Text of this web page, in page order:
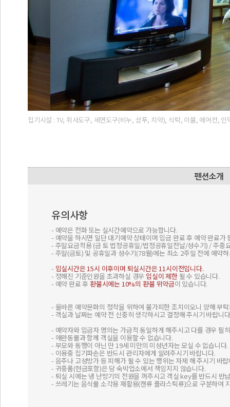
집기시설 : TV, 취사도구, 세면도구(비누, 샴푸, 치약), 식탁, 이불, 에어컨,
유의사항
- 예약은 전화 또는 실시간예약으로 가능합니다.
- 예약을 하시면 일단 대기예약 상태이며 입금 완료 후 예약 완료가
- 주말요금적용 (금 토 법정공휴일/법정공휴일전날/성수기) / 주중
- 주말(금토) 및 공휴일과 성수기(78월)에는 최소 2주일 전에 예약
- 입실시간은 15시 이후이며 퇴실시간은 11시이전입니다.
- 정해진 기준인원을 초과하실 경우 입실이 제한될 수 있습니다.
- 예약 완료 후 환불시에는 10%의 환불 위약금이 있습니다.
- 올바른 예약문화의 정착을 위하여 불가피한 조치이오니 양해 부
- 객실과 날짜는 예약 전 신중히 생각하시고 결정해 주시기 바랍니
- 예약자와 입금자 명의는 가급적 동일하게 해주시고 다를 경우 필
- 애완동물과 함께 객실을 이용할 수 없습니다.
- 부모와 동행이 아닌 만 19세 미만의 미성년자는 모실 수 없습니다.
- 이용중 집기파손은 반드시 관리자에게 알려주시기 바랍니다.
- 음주나 고성방가 등 피해가 될 수 있는 행위는 자제 해 주시기 바
- 귀중품(현금포함)은 당 숙박업소에서 책임지지 않습니다.
- 퇴실 시에는 냉 난방기의 전원을 꺼주시고 객실 key를 반드시 반
- 쓰레기는 음식물 소각용 재활용(캔류 플라스틱류)으로 구분하여